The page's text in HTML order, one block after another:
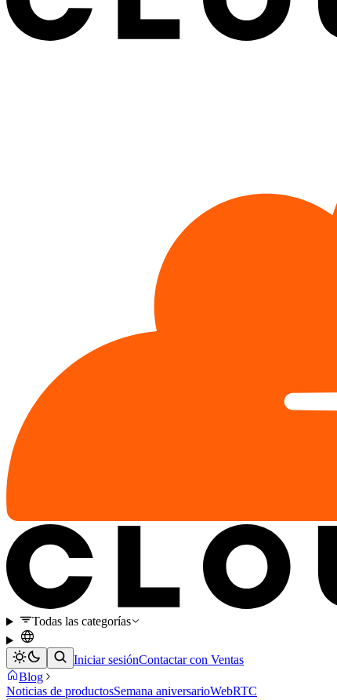
Todas las categorías
Iniciar sesiónContactar con Ventas
Blog
Noticias de productosSemana aniversarioWebRTC